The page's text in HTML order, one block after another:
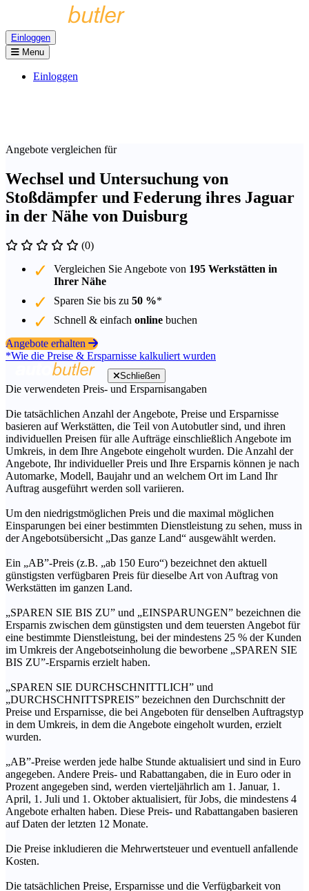
Einloggen
Menu
Einloggen
Angebote vergleichen für
Wechsel und Untersuchung von
Stoßdämpfer und Federung ihres Jaguar
in der Nähe von Duisburg
(0)
Vergleichen Sie Angebote von 195 Werkstätten in
Ihrer Nähe
Sparen Sie bis zu 50 %*
Schnell & einfach online buchen
Angebote erhalten
*Wie die Preise & Ersparnisse kalkuliert wurden
Schließen
Die verwendeten Preis- und Ersparnisangaben
Die tatsächlichen Anzahl der Angebote, Preise und Ersparnisse
basieren auf Werkstätten, die Teil von Autobutler sind, und ihren
individuellen Preisen für alle Aufträge einschließlich Angebote im
Umkreis, in dem Ihre Angebote eingeholt wurden. Die Anzahl der
Angebote, Ihr individueller Preis und Ihre Ersparnis können je nach
Automarke, Modell, Baujahr und an welchem Ort im Land Ihr
Auftrag ausgeführt werden soll variieren.
Um den niedrigstmöglichen Preis und die maximal möglichen
Einsparungen bei einer bestimmten Dienstleistung zu sehen, muss in
der Angebotsübersicht „Das ganze Land“ ausgewählt werden.
Ein „AB”-Preis (z.B. „ab 150 Euro“) bezeichnet den aktuell
günstigsten verfügbaren Preis für dieselbe Art von Auftrag von
Werkstätten im ganzen Land.
„SPAREN SIE BIS ZU” und „EINSPARUNGEN” bezeichnen die
Ersparnis zwischen dem günstigsten und dem teuersten Angebot für
eine bestimmte Dienstleistung, bei der mindestens 25 % der Kunden
im Umkreis der Angebotseinholung die beworbene „SPAREN SIE
BIS ZU”-Ersparnis erzielt haben.
„SPAREN SIE DURCHSCHNITTLICH” und
„DURCHSCHNITTSPREIS” bezeichnen den Durchschnitt der
Preise und Ersparnisse, die bei Angeboten für denselben Auftragstyp
in dem Umkreis, in dem die Angebote eingeholt wurden, erzielt
wurden.
„AB”-Preise werden jede halbe Stunde aktualisiert und sind in Euro
angegeben. Andere Preis- und Rabattangaben, die in Euro oder in
Prozent angegeben sind, werden vierteljährlich am 1. Januar, 1.
April, 1. Juli und 1. Oktober aktualisiert, für Jobs, die mindestens 4
Angebote erhalten haben. Diese Preis- und Rabattangaben basieren
auf Daten der letzten 12 Monate.
Die Preise inkludieren die Mehrwertsteuer und eventuell anfallende
Kosten.
Die tatsächlichen Preise, Ersparnisse und die Verfügbarkeit von